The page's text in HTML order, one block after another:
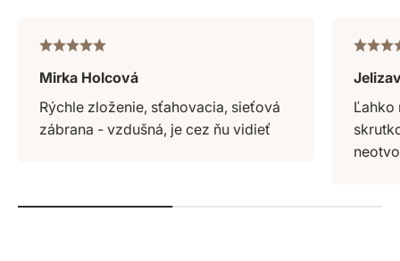
Mirka Holcová
Rýchle zloženie, sťahovacia, sieťová
zábrana - vzdušná, je cez ňu vidieť
Ľahko